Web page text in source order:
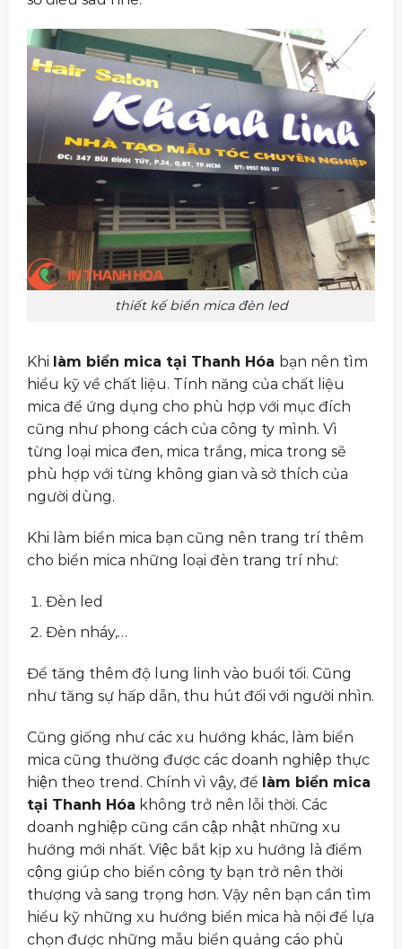
thiết kế biển mica đèn led
Khi làm biển mica tại Thanh Hóa bạn nên tìm
hiểu kỹ về chất liệu. Tính năng của chất liệu
mica để ứng dụng cho phù hợp với mục đích
cũng như phong cách của công ty mình. Vì
từng loại mica đen, mica trắng, mica trong sẽ
phù hợp với từng không gian và sở thích của
người dùng.
Khi làm biển mica bạn cũng nên trang trí thêm
cho biển mica những loại đèn trang trí như:
Đèn led
Đèn nháy,…
Để tăng thêm độ lung linh vào buổi tối. Cũng
như tăng sự hấp dẫn, thu hút đối với người nhìn.
Cũng giống như các xu hướng khác, làm biển
mica cũng thường được các doanh nghiệp thực
hiện theo trend. Chính vì vậy, để làm biển mica
tại Thanh Hóa không trở nên lỗi thời. Các
doanh nghiệp cũng cần cập nhật những xu
hướng mới nhất. Việc bắt kịp xu hướng là điểm
cộng giúp cho biển công ty bạn trở nên thời
thượng và sang trọng hơn. Vậy nên bạn cần tìm
hiểu kỹ những xu hướng biển mica hà nội để lựa
chọn được những mẫu biển quảng cáo phù